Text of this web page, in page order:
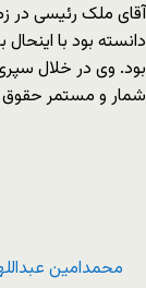
آقای ملک رئیسی در
شمار و مستمر
محمدامین